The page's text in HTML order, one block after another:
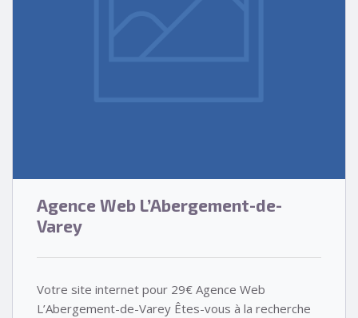
Agence Web L’Abergement-de-
Varey
Votre site internet pour 29€ Agence Web
L’Abergement-de-Varey Êtes-vous à la recherche